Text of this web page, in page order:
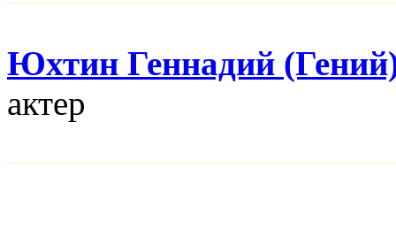
Юхтин Геннадий
актер